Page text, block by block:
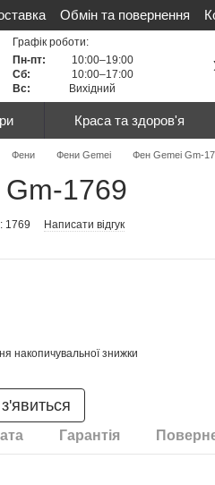
Обмін та повернення
Сертифікати Відгуки
Графік роботи:
Пн-пт:
10:00–19:00
Сб:
10:00–17:00
Вс:
Вихідний
Краса та здоров'я
Фени Фени Gemei Фен Gemei Gm-
1769
1769 Написати відгук
накопичувальної знижки
Гарантія